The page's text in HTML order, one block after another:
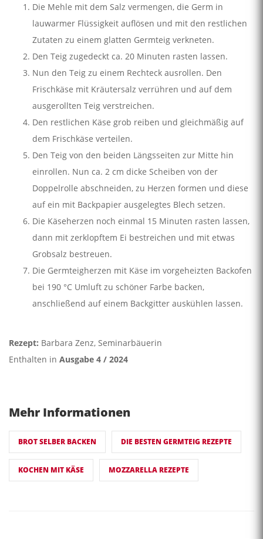
Die Mehle mit dem Salz vermengen, die Germ in
lauwarmer Flüssigkeit auflösen und mit den restlichen
Zutaten zu einem glatten Germteig verkneten.
Den Teig zugedeckt ca. 20 Minuten rasten lassen.
Nun den Teig zu einem Rechteck ausrollen. Den
Frischkäse mit Kräutersalz verrühren und auf dem
ausgerollten Teig verstreichen.
Den restlichen Käse grob reiben und gleichmäßig auf
dem Frischkäse verteilen.
Den Teig von den beiden Längsseiten zur Mitte hin
einrollen. Nun ca. 2 cm dicke Scheiben von der
Doppelrolle abschneiden, zu Herzen formen und diese
auf ein mit Backpapier ausgelegtes Blech setzen.
Die Käseherzen noch einmal 15 Minuten rasten lassen,
dann mit zerklopftem Ei bestreichen und mit etwas
Grobsalz bestreuen.
Die Germteigherzen mit Käse im vorgeheizten Backofen
bei 190 °C Umluft zu schöner Farbe backen,
anschließend auf einem Backgitter auskühlen lassen.
Rezept: Barbara Zenz, Seminarbäuerin
Enthalten in Ausgabe 4 / 2024
Mehr Informationen
BROT SELBER BACKEN DIE BESTEN GERMTEIG REZEPTE
KOCHEN MIT KÄSE MOZZARELLA REZEPTE